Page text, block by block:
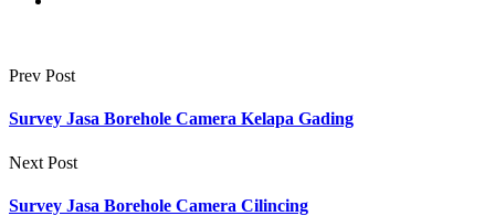
Prev Post
Survey Jasa Borehole Camera Kelapa Gading
Next Post
Survey Jasa Borehole Camera Cilincing